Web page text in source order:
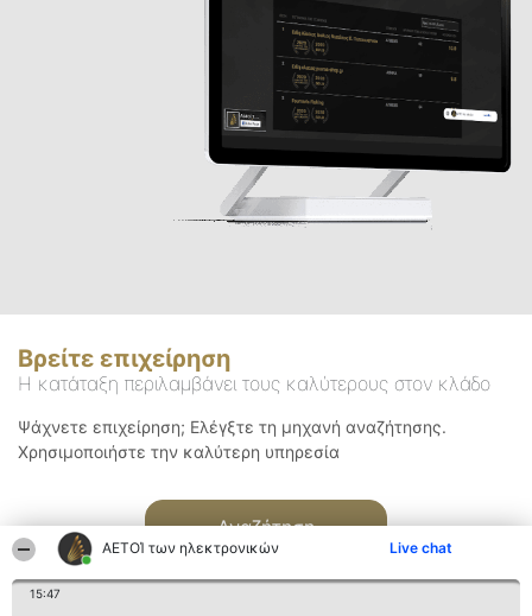
ΑΕΤΟΊ των ηλεκτρονικών Live chat
15:47
Βρείτε επιχείρηση
Η κατάταξη περιλαμβάνει τους καλύτερους στον κλάδο
Ψάχνετε επιχείρηση; Ελέγξτε τη μηχανή αναζήτησης.
Χρησιμοποιήστε την καλύτερη υπηρεσία
Αναζήτηση